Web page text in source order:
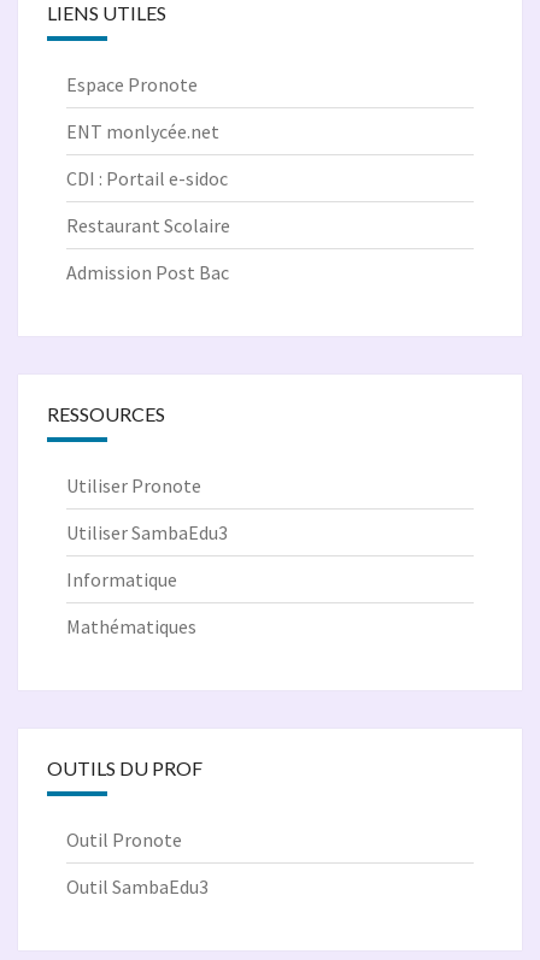
LIENS UTILES
Espace Pronote
ENT monlycée.net
CDI : Portail e-sidoc
Restaurant Scolaire
Admission Post Bac
RESSOURCES
Utiliser Pronote
Utiliser SambaEdu3
Informatique
Mathématiques
OUTILS DU PROF
Outil Pronote
Outil SambaEdu3